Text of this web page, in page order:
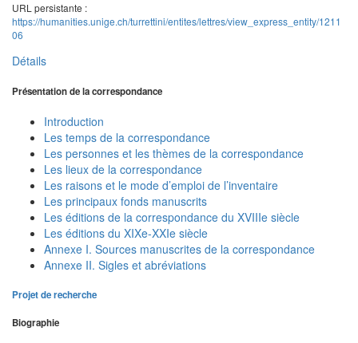
URL persistante :
https://humanities.unige.ch/turrettini/entites/lettres/view_express_entity/1211
06
Détails
Présentation de la correspondance
Introduction
Les temps de la correspondance
Les personnes et les thèmes de la correspondance
Les lieux de la correspondance
Les raisons et le mode d’emploi de l’inventaire
Les principaux fonds manuscrits
Les éditions de la correspondance du XVIIIe siècle
Les éditions du XIXe-XXIe siècle
Annexe I. Sources manuscrites de la correspondance
Annexe II. Sigles et abréviations
Projet de recherche
Biographie